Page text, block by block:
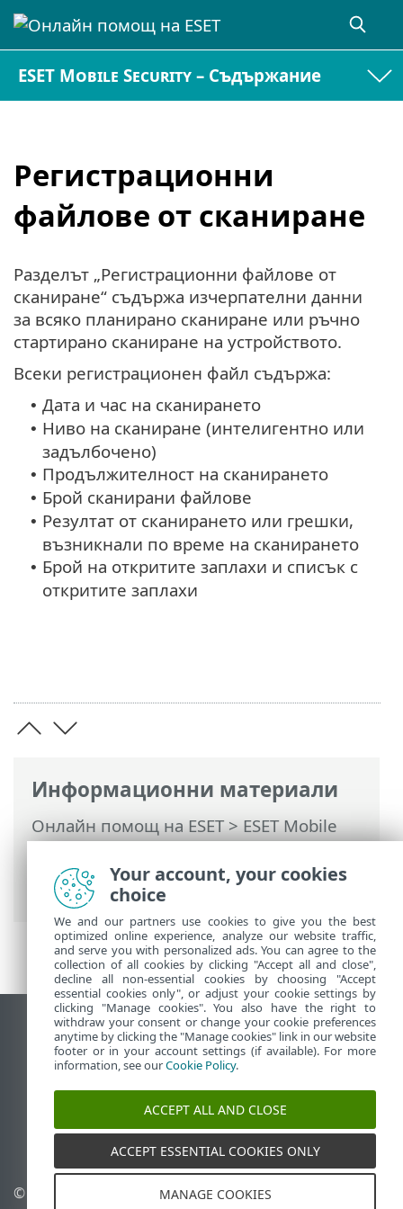
ESET Mobile Security – Съдържание
Регистрационни
файлове от сканиране
Информационни материали
Онлайн помощ на ESET>ESET Mobile
Security>Работа с ESET Mobile Security
Антивирусна защита> Дневници на
сканирането
Разделът „Регистрационни файлове от
сканиране“ съдържа изчерпателни данни
за всяко планирано сканиране или ръчно
стартирано сканиране на устройството.
Всеки регистрационен файл съдържа:
• Дата и час на сканирането
• Ниво на сканиране (интелигентно или
задълбочено)
• Продължителност на сканирането
• Брой сканирани файлове
• Резултат от сканирането или грешки,
възникнали по време на сканирането
• Брой на откритите заплахи и списък с
откритите заплахи
Преглед на настолна версия на сайт
End of Life
База със знания на ESET
Форум на ESET
ESET Status Portal
Регионална поддръжка
© 1992 - 2026 ESET, spol. s
Your account, your cookies
choice
We and our partners use cookies to give you the best
optimized online experience, analyze our website traffic,
and serve you with personalized ads. You can agree to the
collection of all cookies by clicking "Accept all and close",
decline all non-essential cookies by choosing "Accept
essential cookies only", or adjust your cookie settings by
clicking "Manage cookies". You also have the right to
withdraw your consent or change your cookie preferences
anytime by clicking the "Manage cookies" link in our website
footer or in your account settings (if available). For more
information, see ourCookie Policy.
ACCEPT ALL AND CLOSE
ACCEPT ESSENTIAL COOKIES ONLY
MANAGE COOKIES